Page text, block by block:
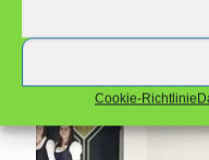
Cookie-Richtlinie